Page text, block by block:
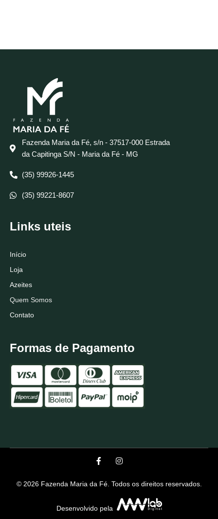
Fazenda Maria da Fé, s/n - 37517-000 Estrada
da Capitinga S/N - Maria da Fé - MG
(35) 99926-1445
(35) 99221-8607
Links uteis
Início
Loja
Azeites
Quem Somos
Contato
Formas de Pagamento
© 2026 Fazenda Maria da Fé. Todos os direitos reservados.
Desenvolvido pela